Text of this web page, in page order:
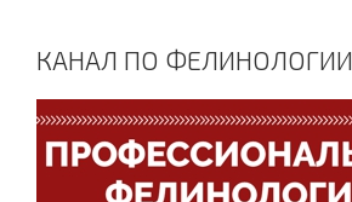
КАНАЛ ПО ФЕЛИНОЛОГИИ